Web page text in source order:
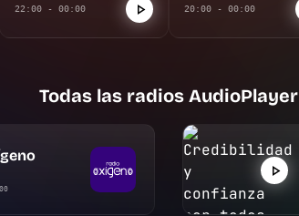
22:00 - 00:00 20:00 - 00:00
Todas las radios AudioPlayer